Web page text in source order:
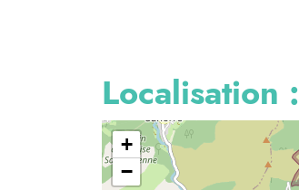
Localisation :
+
−